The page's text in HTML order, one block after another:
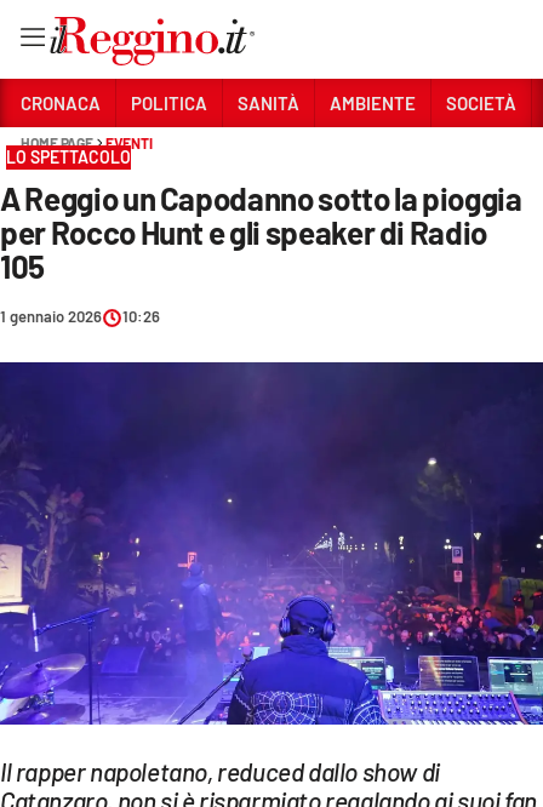
Sezioni
CRONACA
POLITICA
SANITÀ
AMBIENTE
CULTURA
ECONOMIA E LAVORO
EVENTI
SPORT
Streaming
LAC NETWORK
CRONACA POLITICA SANITÀ AMBIENTE SOCIETÀ
HOME PAGE EVENTI
LO SPETTACOLO
A Reggio un Capodanno sotto la pioggia
per Rocco Hunt e gli speaker di Radio
105
1 gennaio 2026 10:26
Il rapper napoletano, reduced dallo show di
Catanzaro, non si è risparmiato regalando ai suoi fan